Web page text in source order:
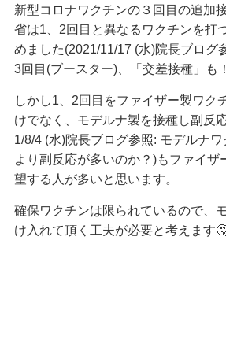
新型コロナワクチンの３回目の追加
省は1、2回目と異なるワクチンを打
めました(2021/11/17 (水)院長ブログ
3回目(ブースター)、「交差接種」も
しかし1、2回目をファイザー製ワク
けでなく、モデルナ製を接種し副反
1/8/4 (水)院長ブログ参照: モデルナ
より副反応が多いのか？)もファイザ
望する人が多いと思います。
確保ワクチンは限られているので、
け入れて頂く工夫が必要と考えます🤔